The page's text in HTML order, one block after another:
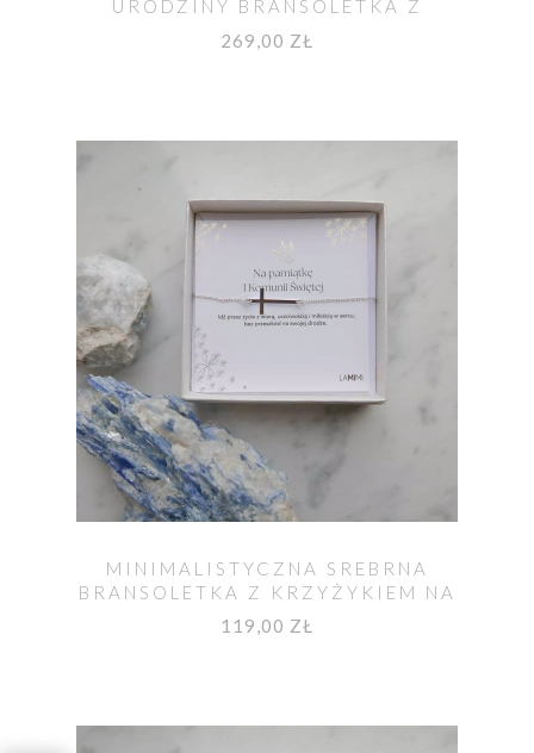
URODZINY BRANSOLETKA Z
KAMIENIAMI
269,00 ZŁ
MINIMALISTYCZNA SREBRNA
BRANSOLETKA Z KRZYŻYKIEM NA
KOMUNIĘ
119,00 ZŁ